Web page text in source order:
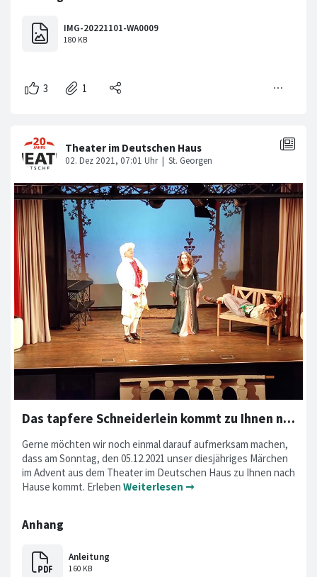
Das tapfere Schneiderlein kommt zu Ihnen nach Hause! Danke an Förderer!
Gerne möchten wir noch einmal darauf aufmerksam machen,
dass am Sonntag, den 05.12.2021 unser diesjähriges Märchen
im Advent aus dem Theater im Deutschen Haus zu Ihnen nach
Hause kommt. Erleben Weiterlesen ➞